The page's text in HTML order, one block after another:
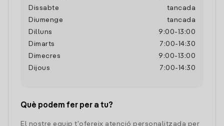
Dissabte
tancada
Diumenge
tancada
Dilluns
9:00- 13:00
Dimarts
7:00- 14:30
Dimecres
9:00- 13:00
Dijous
7:00- 14:30
Què podem fer per a tu?
El nostre equip t'ofereix atenció personalitzada per